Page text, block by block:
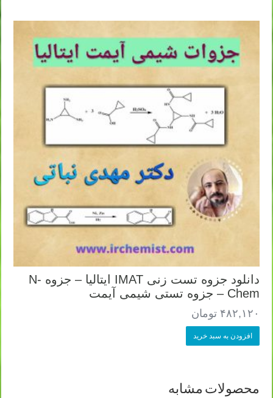
دانلود جزوه تست زنی IMAT ایتالیا – جزوه N-
Chem – جزوه تستی شیمی آیمت
۴۸۲,۱۲۰ تومان
افزودن به سبد خرید
محصولات مشابه